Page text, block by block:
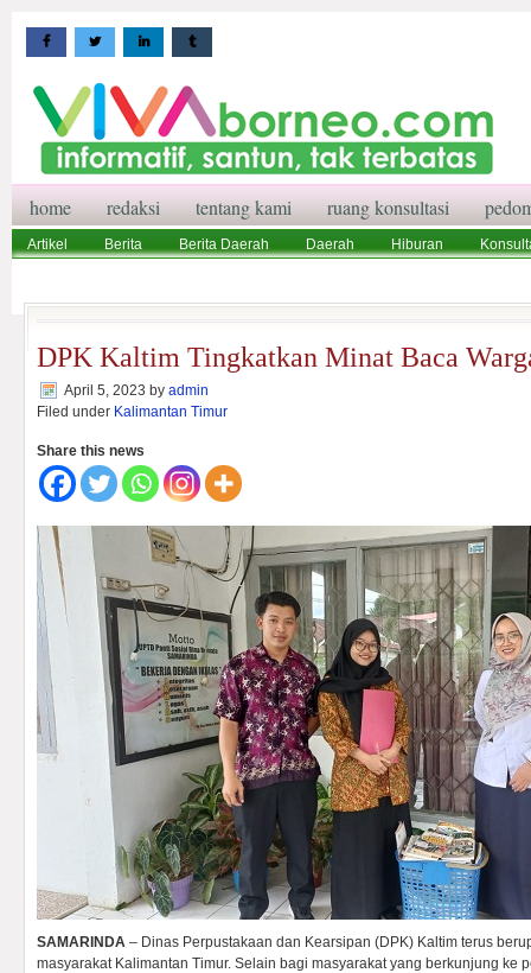
home redaksi tentang kami ruang konsultasi
Artikel Berita Berita Daerah Daerah Hiburan
DPK Kaltim Tingkatkan Minat Baca
April 5, 2023 by admin
Filed under Kalimantan Timur
Share this news
SAMARINDA – Dinas Perpustakaan dan Kearsipan (DPK) Kaltim terus
masyarakat Kalimantan Timur. Selain bagi masyarakat yang berkunjung ke